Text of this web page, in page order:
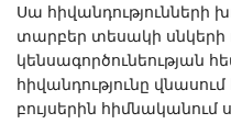
Սա հիվանդությունների
տարբեր տեսակի սնկերի
կենսագործունեության
հիվանդությունը
բույսերին հիմնականում